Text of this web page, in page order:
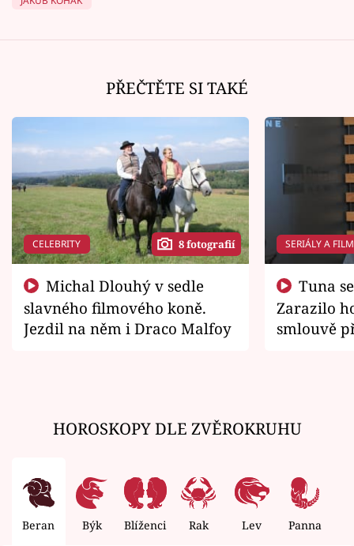
PŘEČTĚTE SI TAKÉ
CELEBRITY 8 fotografií
slavného filmového koně.
Jezdil na něm i Draco Malfoy
SERIÁLY A
Zarazilo
smlouvě
HOROSKOPY DLE ZVĚROKRUHU
Beran Býk Blíženci Rak Lev Panna